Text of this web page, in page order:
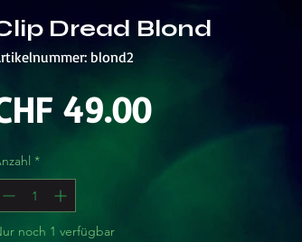
Dread Blond
blond2
49.00Preis
*
noch 1 verfügbar